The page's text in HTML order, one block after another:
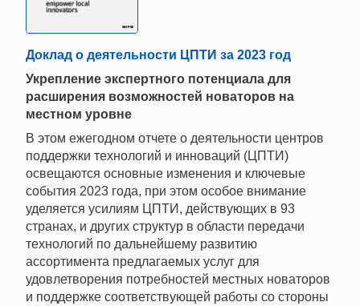
Доклад о деятельности ЦПТИ за 2023 год
Укрепление экспертного потенциала для
расширения возможностей новаторов на
местном уровне
В этом ежегодном отчете о деятельности центров
поддержки технологий и инноваций (ЦПТИ)
освещаются основные изменения и ключевые
события 2023 года, при этом особое внимание
уделяется усилиям ЦПТИ, действующих в 93
странах, и других структур в области передачи
технологий по дальнейшему развитию
ассортимента предлагаемых услуг для
удовлетворения потребностей местных новаторов
и поддержке соответствующей работы со стороны